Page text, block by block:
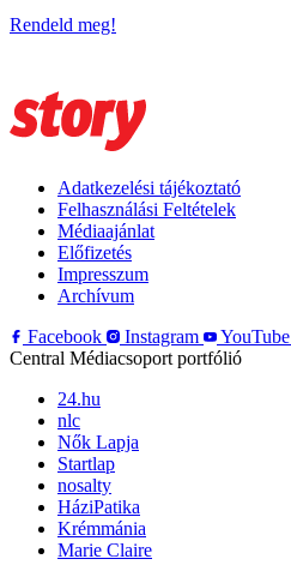
Rendeld meg!
Adatkezelési tájékoztató
Felhasználási Feltételek
Médiaajánlat
Előfizetés
Impresszum
Archívum
Facebook
Instagram YouTube
Central Médiacsoport portfólió
24.hu
nlc
Nők Lapja
Startlap
nosalty
HáziPatika
Krémmánia
Marie Claire